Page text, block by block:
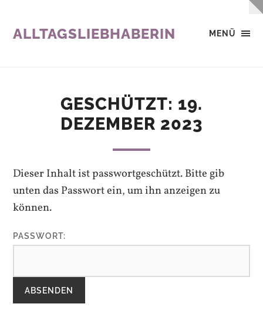
MENÜ
ALLTAGSLIEBHABERIN
GESCHÜTZT: 19.
DEZEMBER 2023
Dieser Inhalt ist passwortgeschützt. Bitte gib
unten das Passwort ein, um ihn anzeigen zu
können.
PASSWORT: